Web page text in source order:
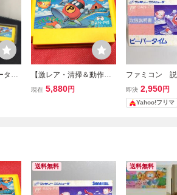
タイ
【激レア・清掃＆動作確
認済】FC ファミコン『ピ
現在 5,880円
ファミコン
ーパータイム
即決 2,950円
Yahoo!フリマ
送料無料 送料無料